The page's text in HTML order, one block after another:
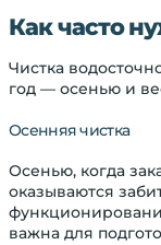
Как часто
Чистка
год — осенью и
Осенняя чистка
Осенью, когда
оказываются
важна для